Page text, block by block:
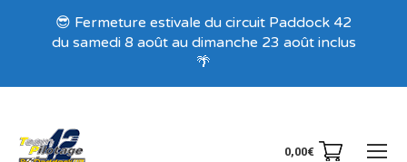
0,00€
Recevez nos offres exclusives !
😎 Fermeture estivale du circuit Paddock 42
du samedi 8 août au dimanche 23 août inclus
🌴